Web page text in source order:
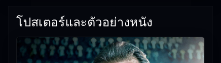
โปสเตอร์และตัวอย่างหนัง